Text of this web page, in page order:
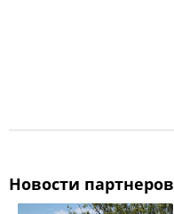
Новости партнеров